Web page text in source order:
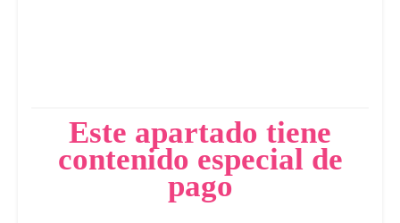
Este apartado tiene
contenido especial de
pago